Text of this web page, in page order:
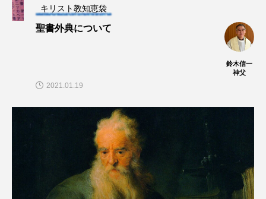
キリスト教知恵袋
聖書外典について
鈴木信一
神父
2021.01.19